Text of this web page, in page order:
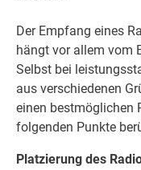
Der Empfang eines
hängt vor allem vom
Selbst bei
aus verschiedenen
einen bestmöglichen
folgenden Punkte
Platzierung des